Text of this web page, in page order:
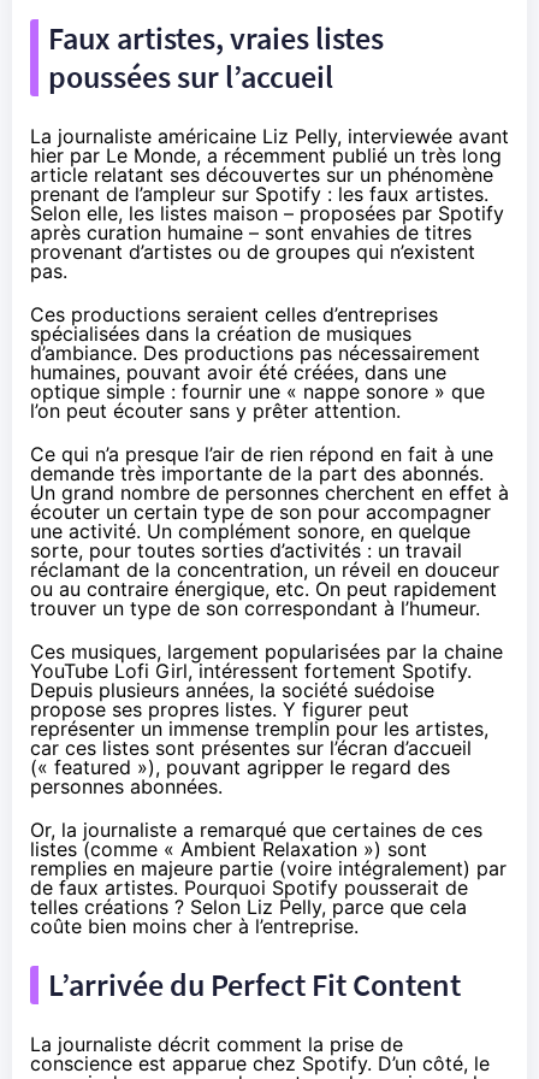
Faux artistes, vraies listes
poussées sur l’accueil
La journaliste américaine Liz Pelly, interviewée avant
hier par Le Monde, a récemmentpublié un très long
article relatant ses découvertes sur un phénomène
prenant de l’ampleur sur Spotify : les faux artistes.
Selon elle, les listes maison – proposées par Spotify
après curation humaine – sont envahies de titres
provenant d’artistes ou de groupes qui n’existent
pas.
Ces productions seraient celles d’entreprises
spécialisées dans la création de musiques
d’ambiance. Des productions pas nécessairement
humaines, pouvant avoir été créées, dans une
optique simple : fournir une « nappe sonore » que
l’on peut écouter sans y prêter attention.
Ce qui n’a presque l’air de rien répond en fait à une
demande très importante de la part des abonnés.
Un grand nombre de personnes cherchent en effet à
écouter un certain type de son pour accompagner
une activité. Un complément sonore, en quelque
sorte, pour toutes sorties d’activités : un travail
réclamant de la concentration, un réveil en douceur
ou au contraire énergique, etc. On peut rapidement
trouver un type de son correspondant à l’humeur.
Ces musiques, largement popularisées par la chaine
YouTube Lofi Girl, intéressent fortement Spotify.
Depuis plusieurs années, la société suédoise
propose ses propres listes. Y figurer peut
représenter un immense tremplin pour les artistes,
car ces listes sont présentes sur l’écran d’accueil
(« featured »), pouvant agripper le regard des
personnes abonnées.
Or, la journaliste a remarqué que certaines de ces
listes (comme « Ambient Relaxation ») sont
remplies en majeure partie (voire intégralement) par
de faux artistes. Pourquoi Spotify pousserait de
telles créations ? Selon Liz Pelly, parce que cela
coûte bien moins cher à l’entreprise.
L’arrivée du Perfect Fit Content
La journaliste décrit comment la prise de
conscience est apparue chez Spotify. D’un côté, le